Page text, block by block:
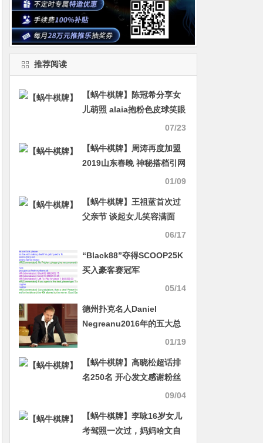
推荐阅读
【蜗牛棋牌】陈冠希分享女
儿萌照 alaia抱粉色皮球笑眼
07/23
【蜗牛棋牌】周涛再度加盟
2019山东春晚 神秘搭档引网
01/09
【蜗牛棋牌】王祖蓝首次过
父亲节 谈起女儿笑容满面
06/17
“Black88”夺得SCOOP25K
买入豪客赛冠军
05/14
德州扑克名人Daniel
Negreanu2016年的五大总
01/19
【蜗牛棋牌】高晓松超话排
名250名 开心发文感谢粉丝
09/04
【蜗牛棋牌】李咏16岁女儿
考驾照一次过，妈妈哈文自